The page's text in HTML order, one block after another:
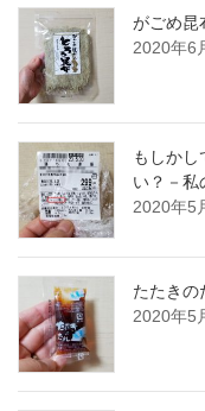
がごめ昆
2020年6
もしか
い？－私
2020年5
たたきの
2020年5